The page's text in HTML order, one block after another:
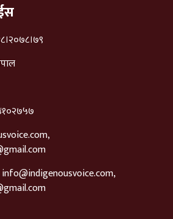
,
info@indigenousvoice.com,